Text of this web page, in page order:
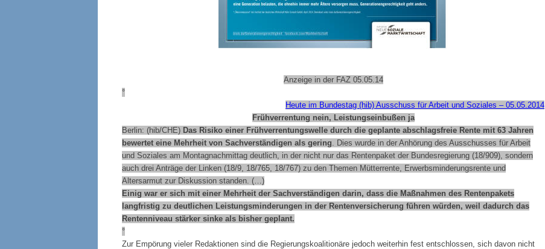
Anzeige in der FAZ 05.05.14
°
Heute im Bundestag (hib) Ausschuss für Arbeit und Soziales – 05.05.2014
Frühverrentung nein, Leistungseinbußen ja
Berlin: (hib/CHE) Das Risiko einer Frühverrentungswelle durch die geplante abschlagsfreie Rente mit 63 Jahren
bewertet eine Mehrheit von Sachverständigen als gering . Dies wurde in der Anhörung des Ausschusses für Arbeit
und Soziales am Montagnachmittag deutlich, in der nicht nur das Rentenpaket der Bundesregierung (18/909), sondern
auch drei Anträge der Linken (18/9, 18/765, 18/767) zu den Themen Mütterrente, Erwerbsminderungsrente und
Altersarmut zur Diskussion standen. (…)
Einig war er sich mit einer Mehrheit der Sachverständigen darin, dass die Maßnahmen des Rentenpakets
langfristig zu deutlichen Leistungsminderungen in der Rentenversicherung führen würden, weil dadurch das
Rentenniveau stärker sinke als bisher geplant.
°
Zur Empörung vieler Redaktionen sind die Regierungskoalitionäre jedoch weiterhin fest entschlossen, sich davon nicht